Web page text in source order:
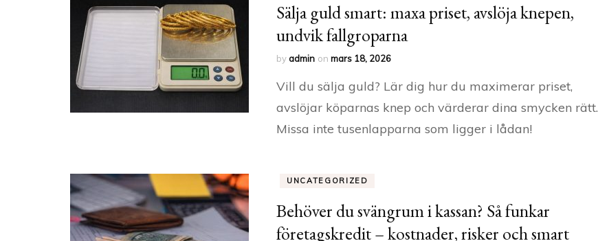
Sälja guld smart: maxa priset, avslöja knepen,
undvik fallgroparna
byadmin on mars 18, 2026
Vill du sälja guld? Lär dig hur du maximerar priset,
avslöjar köparnas knep och värderar dina smycken rätt.
Missa inte tusenlapparna som ligger i lådan!
UNCATEGORIZED
Behöver du svängrum i kassan? Så funkar
företagskredit – kostnader, risker och smart